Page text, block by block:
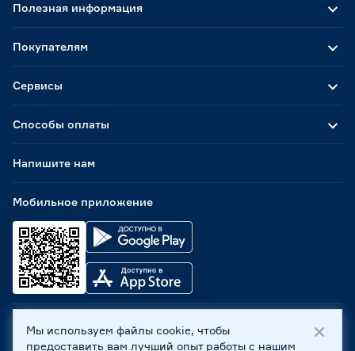
Способы оплаты
Мобильное приложение
Полезная информация
Покупателям
Сервисы
Напишите нам
ООО «Бауцентр Рус» 2004 -2026, 236029, г. Калининград,
ул. А.Невского, 205. ИНН 7702596813, КПП 390601001 ©
Мы используем файлы cookie, чтобы
предоставить вам лучший опыт работы с нашим